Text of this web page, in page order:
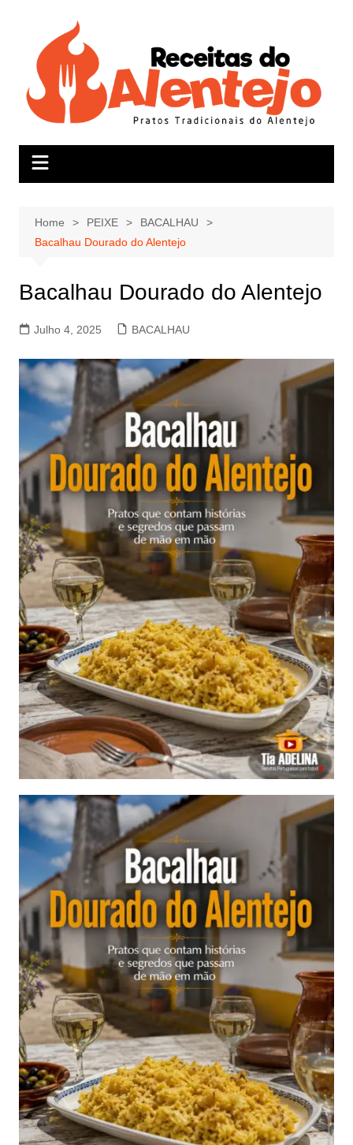
Home PEIXE
BACALHAU
Bacalhau Dourado do Alentejo
Bacalhau Dourado do Alentejo
Julho 4, 2025 BACALHAU